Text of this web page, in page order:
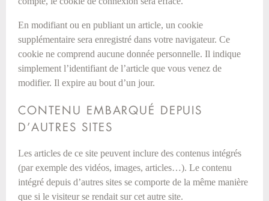
En modifiant ou en publiant un article, un cookie
supplémentaire sera enregistré dans votre navigateur. Ce
cookie ne comprend aucune donnée personnelle. Il indique
simplement l’identifiant de l’article que vous venez de
modifier. Il expire au bout d’un jour.
CONTENU EMBARQUÉ DEPUIS
D’AUTRES SITES
Les articles de ce site peuvent inclure des contenus intégrés
(par exemple des vidéos, images, articles…). Le contenu
intégré depuis d’autres sites se comporte de la même manière
que si le visiteur se rendait sur cet autre site.